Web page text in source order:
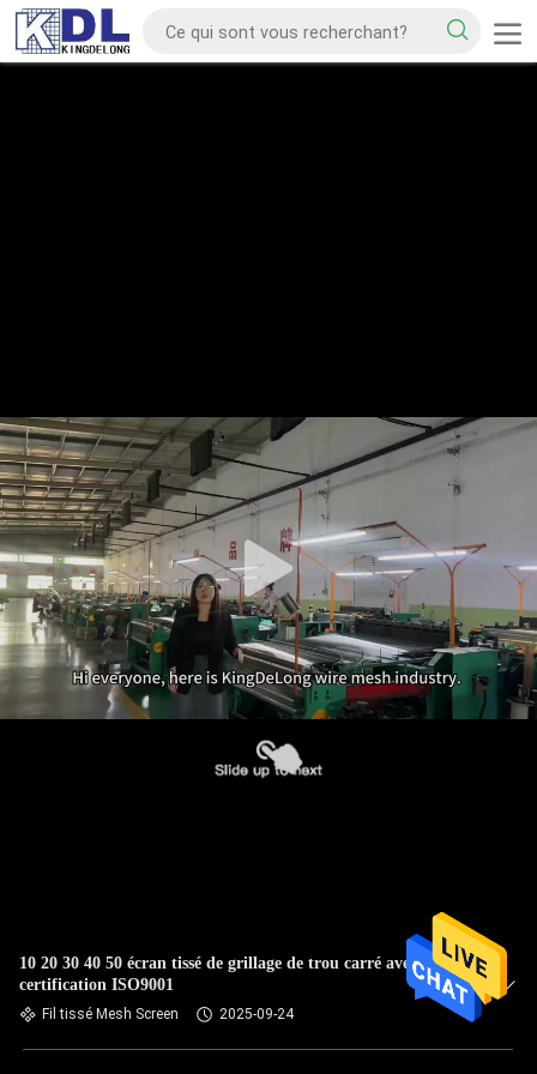
10 20 30 40 50 écran tissé de grillage de trou carré avec la
certification ISO9001
Fil tissé Mesh Screen 2025-09-24